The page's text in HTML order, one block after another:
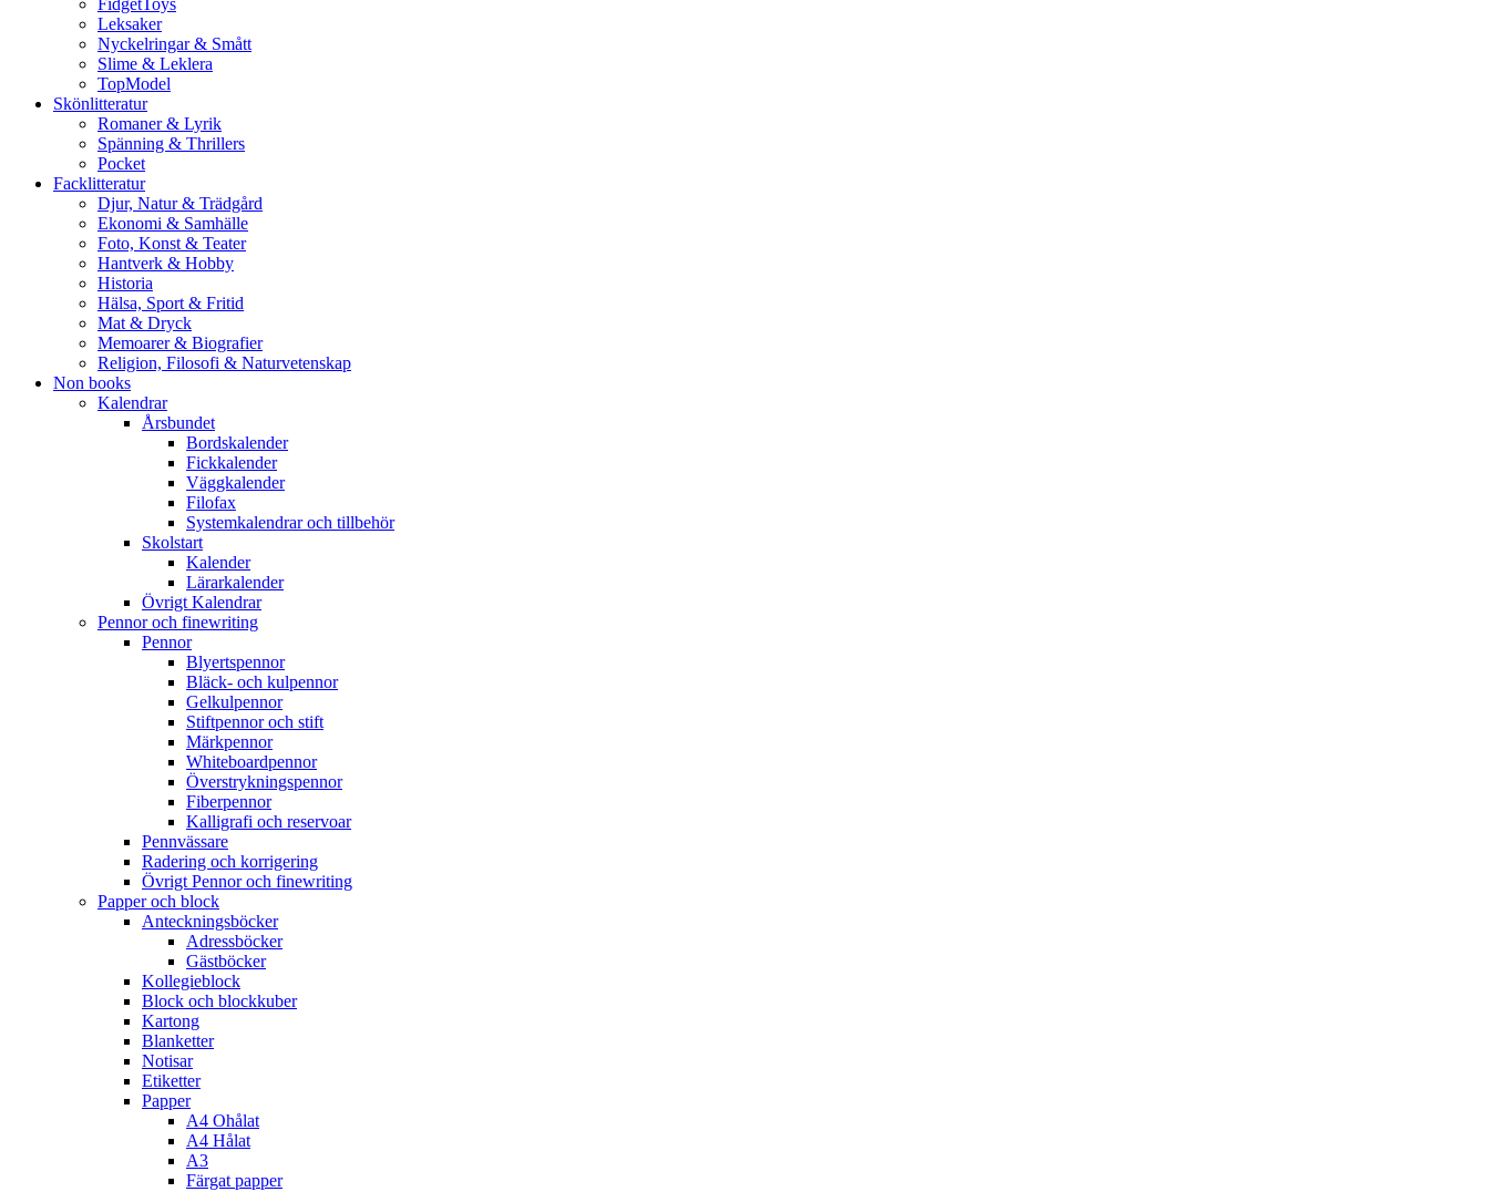
FidgetToys
Leksaker
Nyckelringar & Smått
Slime & Leklera
TopModel
Skönlitteratur
Romaner & Lyrik
Spänning & Thrillers
Pocket
Facklitteratur
Djur, Natur & Trädgård
Ekonomi & Samhälle
Foto, Konst & Teater
Hantverk & Hobby
Historia
Hälsa, Sport & Fritid
Mat & Dryck
Memoarer & Biografier
Religion, Filosofi & Naturvetenskap
Non books
Kalendrar
Årsbundet
Bordskalender
Fickkalender
Väggkalender
Filofax
Systemkalendrar och tillbehör
Skolstart
Kalender
Lärarkalender
Övrigt Kalendrar
Pennor och finewriting
Pennor
Blyertspennor
Bläck- och kulpennor
Gelkulpennor
Stiftpennor och stift
Märkpennor
Whiteboardpennor
Överstrykningspennor
Fiberpennor
Kalligrafi och reservoar
Pennvässare
Radering och korrigering
Övrigt Pennor och finewriting
Papper och block
Anteckningsböcker
Adressböcker
Gästböcker
Kollegieblock
Block och blockkuber
Kartong
Blanketter
Notisar
Etiketter
Papper
A4 Ohålat
A4 Hålat
A3
Färgat papper